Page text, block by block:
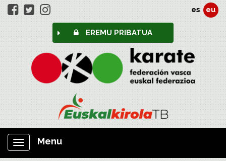
es eu
EREMU PRIBATUA
Nabigazioa
erakutsi/ezkutatu
Menu